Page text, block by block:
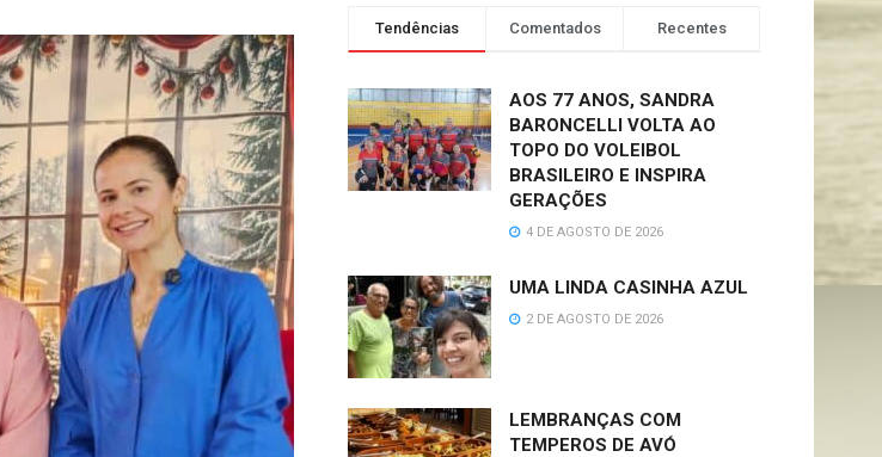
Tendências Comentados Recentes
AOS 77 ANOS, SANDRA
BARONCELLI VOLTA AO
TOPO DO VOLEIBOL
BRASILEIRO E INSPIRA
GERAÇÕES
4 DE AGOSTO DE 2026
UMA LINDA CASINHA AZUL
2 DE AGOSTO DE 2026
LEMBRANÇAS COM
TEMPEROS DE AVÓ